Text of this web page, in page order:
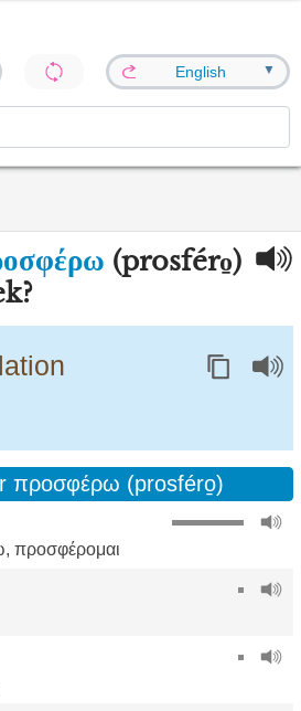
English ▼
(prosféro̱)
προσφέρω (prosféro̱)
, προσφέρομαι